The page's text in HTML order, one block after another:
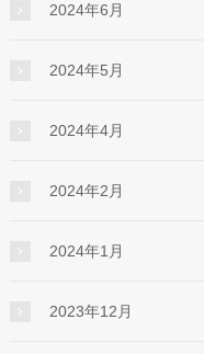
2024年6月
2024年5月
2024年4月
2024年2月
2024年1月
2023年12月